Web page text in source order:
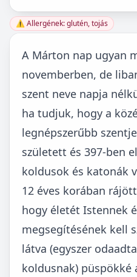
⚠️ Allergének: glutén, tojás
A Márton nap ugyan
novemberben, de
szent neve napja
ha tudjuk, hogy a
legnépszerűbb
született és 397-ben
koldusok és katonák
12 éves korában
hogy életét Istennek
megsegítésének kell
látva (egyszer
koldusnak) püspökké